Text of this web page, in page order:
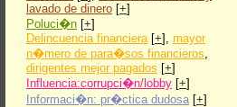
lavado de dinero [+]
Poluci�n [+]
Delincuencia financiera[+], mayor
n�mero de para�sos financieros,
dirigentes mejor pagados [+]
Influencia:corrupci�n/lobby [+]
Informaci�n: pr�ctica dudosa [+]